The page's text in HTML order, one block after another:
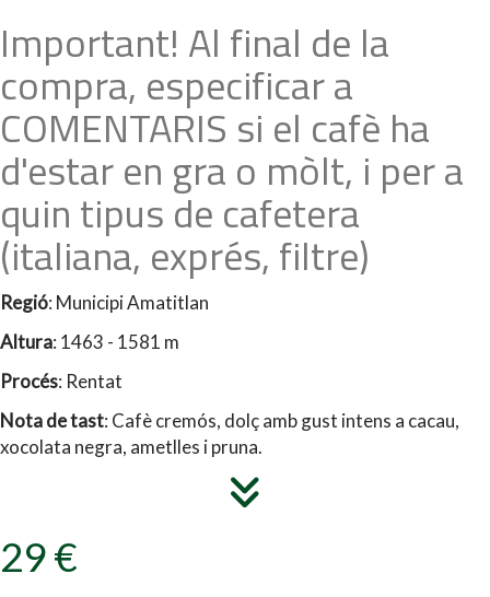
Important! Al final de la
compra, especificar a
COMENTARIS si el cafè ha
d'estar en gra o mòlt, i per a
quin tipus de cafetera
(italiana, exprés, filtre)
Regió: Municipi Amatitlan
Altura: 1463 - 1581 m
Procés: Rentat
Nota de tast: Cafè cremós, dolç amb gust intens a cacau,
xocolata negra, ametlles i pruna.
29 €